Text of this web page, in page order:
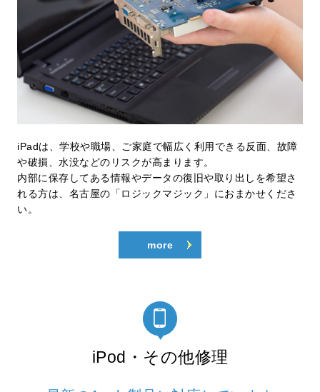
iPadは、学校や職場、ご家庭で幅広く利用できる反面、故障
や破損、水没などのリスクが高まります。
内部に保存してある情報やデータの復旧や取り出しを希望さ
れる方は、名古屋の「ロジックマジック」におまかせくださ
い。
more
iPod・その他修理